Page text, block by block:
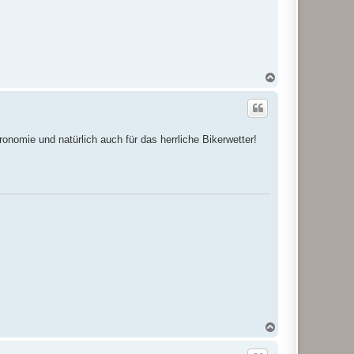
und natürlich auch für das herrliche Bikerwetter!